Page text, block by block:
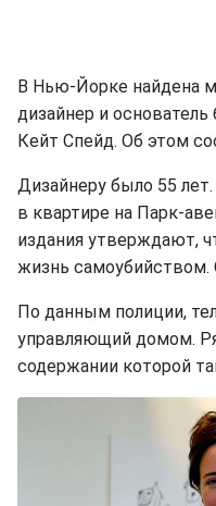
В Нью-Йорке найдена
дизайнер и основатель
Кейт Спейд. Об этом
Дизайнеру было 55
в квартире на Парк-
издания утверждают,
жизнь самоубийством.
По данным полиции,
управляющий домом.
содержании которой